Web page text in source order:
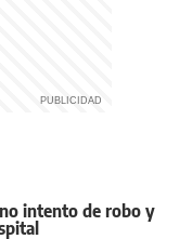
intento de robo y